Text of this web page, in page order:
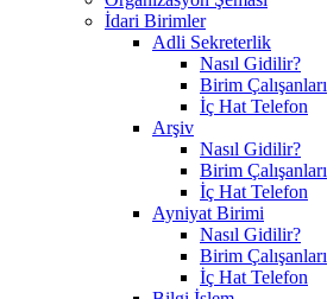
İdari Birimler
Adli Sekreterlik
Nasıl Gidilir?
Birim Çalışanları
İç Hat Telefon
Arşiv
Nasıl Gidilir?
Birim Çalışanları
İç Hat Telefon
Ayniyat Birimi
Nasıl Gidilir?
Birim Çalışanları
İç Hat Telefon